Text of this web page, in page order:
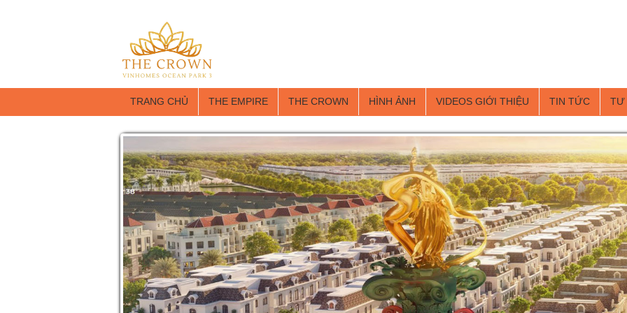
TRANG CHỦ THE EMPIRE THE CROWN HÌNH ẢNH VIDEOS GIỚI THIỆU TIN TỨC TƯ